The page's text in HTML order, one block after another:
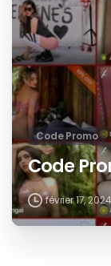
Code Promo
Code
février 17, 2024